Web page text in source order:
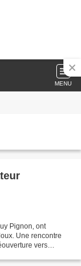
MENU
Pignon, ont
Une rencontre
vers